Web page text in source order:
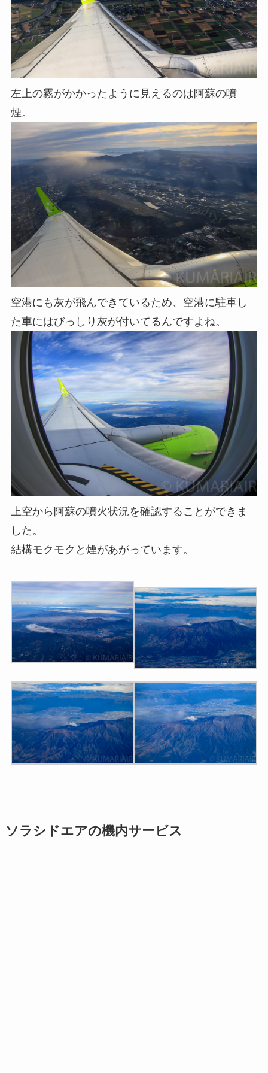
左上の霧がかかったように見えるのは阿蘇の噴
煙。
空港にも灰が飛んできているため、空港に駐車し
た車にはびっしり灰が付いてるんですよね。
上空から阿蘇の噴火状況を確認することができま
した。
結構モクモクと煙があがっています。
ソラシドエアの機内サービス